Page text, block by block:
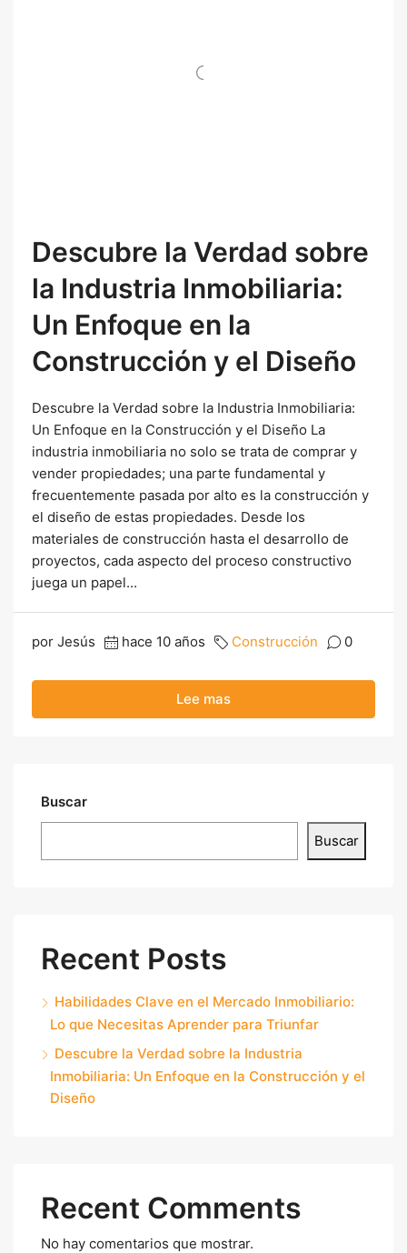
Descubre la Verdad sobre
la Industria Inmobiliaria:
Un Enfoque en la
Construcción y el Diseño
Descubre la Verdad sobre la Industria Inmobiliaria:
Un Enfoque en la Construcción y el Diseño La
industria inmobiliaria no solo se trata de comprar y
vender propiedades; una parte fundamental y
frecuentemente pasada por alto es la construcción y
el diseño de estas propiedades. Desde los
materiales de construcción hasta el desarrollo de
proyectos, cada aspecto del proceso constructivo
juega un papel...
por Jesús hace 10 años Construcción 0
Lee mas
Buscar
Buscar
Recent Posts
Habilidades Clave en el Mercado Inmobiliario:
Lo que Necesitas Aprender para Triunfar
Descubre la Verdad sobre la Industria
Inmobiliaria: Un Enfoque en la Construcción y el
Diseño
Recent Comments
No hay comentarios que mostrar.